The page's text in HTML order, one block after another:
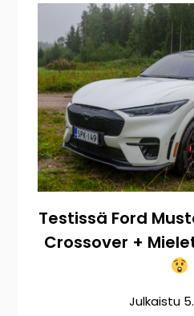
Testissä Ford
Crossover +
Julkaistu